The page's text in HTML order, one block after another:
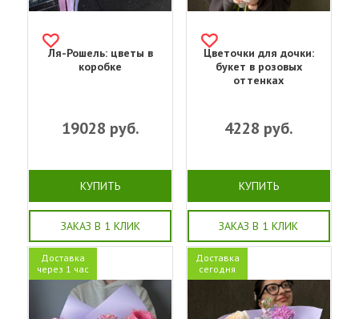
Ля-Рошель: цветы в
коробке
19028 руб.
КУПИТЬ
ЗАКАЗ В 1 КЛИК
Цветочки для дочки:
букет в розовых
оттенках
4228 руб.
КУПИТЬ
ЗАКАЗ В 1 КЛИК
Доставка
через 1 час
Доставка
сегодня